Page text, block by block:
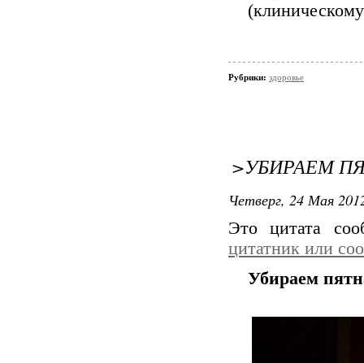
Рубрики: здоровье
>УБИРАЕМ
Четверг, 24 Мая
Это цитата
цитатник или
Убираем